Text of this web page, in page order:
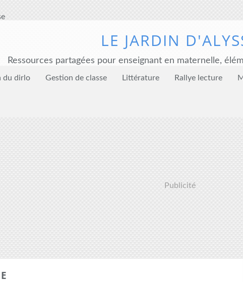
LE JARDIN
Ressources partagées pour enseignant en maternelle,
du dirlo Gestion de classe Littérature Rallye lecture
Publicité